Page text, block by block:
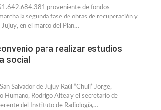
proveniente de fondos
la segunda fase de obras de recuperación y
en el marco del Plan…
para realizar estudios
social
Salvador de Jujuy Raúl “Chuli” Jorge,
Humano, Rodrigo Altea y el secretario de
del Instituto de Radiología,…